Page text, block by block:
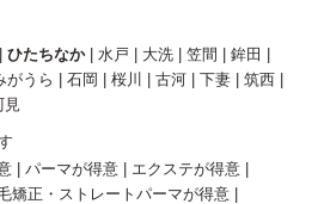
ひたちなか 水戸 大洗 笠間
鉾田
がうら 石岡 桜川 古河 下妻
筑西
見
パーマが得意
エクステが得意
矯正・ストレートパーマが得意